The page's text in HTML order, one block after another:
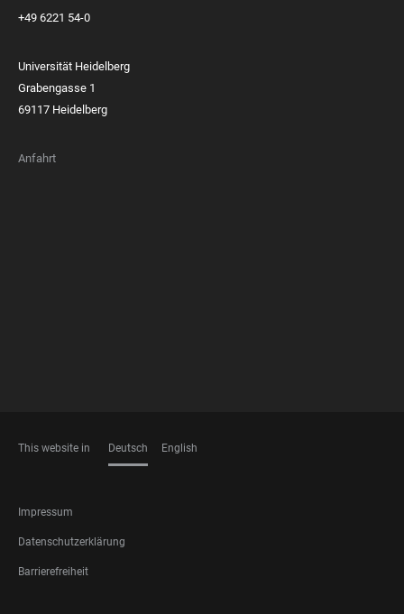
+49 6221 54-0
Universität Heidelberg
Grabengasse 1
69117 Heidelberg
Anfahrt
This website in Deutsch English
FOOTER
LEGAL
Impressum
Datenschutzerklärung
Barrierefreiheit